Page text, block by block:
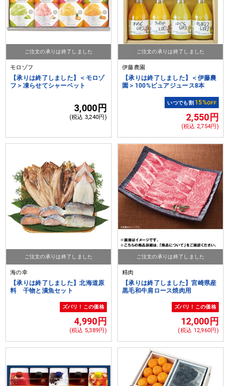
ご注文の承りは終了しました
モロゾフ
【承りは終了しました】＜モロゾ
フ＞凍らせてシャーベット
3,000円
(税込 3,240円)
ご注文の承りは終了しました
伊藤農園
【承りは終了しました】＜伊藤農
園＞100%ピュアジュース8本
いつでも割 15%OFF
2,550円
(税込 2,754円)
ご注文の承りは終了しました
海の幸
【承りは終了しました】北海道原
料 干物と漬魚セット
ズバリ！この価格
4,990円
(税込 5,389円)
ご注文の承りは終了しました
精肉
【承りは終了しました】宮崎県産
黒毛和牛肩ロース焼肉用
ズバリ！この価格
12,000円
(税込 12,960円)